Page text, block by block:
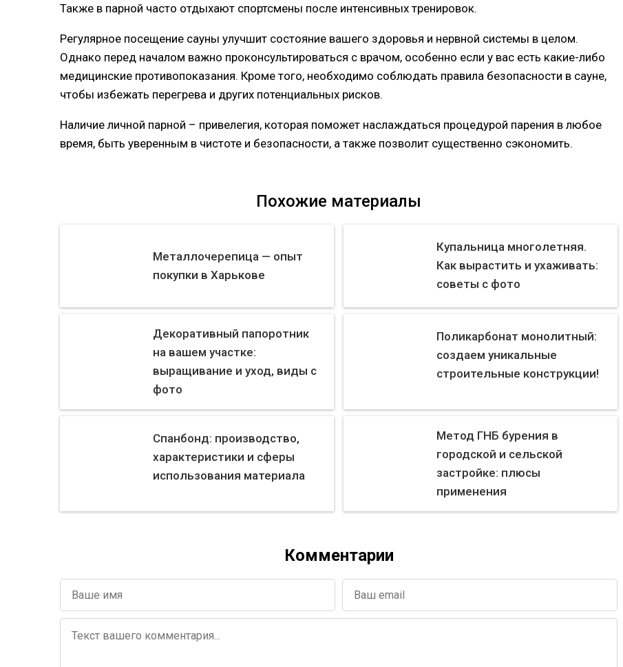
Также в парной часто отдыхают спортсмены после интенсивных тренировок.
Регулярное посещение сауны улучшит состояние вашего здоровья и нервной системы в целом.
Однако перед началом важно проконсультироваться с врачом, особенно если у вас есть какие-либо
медицинские противопоказания. Кроме того, необходимо соблюдать правила безопасности в сауне,
чтобы избежать перегрева и других потенциальных рисков.
Наличие личной парной – привелегия, которая поможет наслаждаться процедурой парения в любое
время, быть уверенным в чистоте и безопасности, а также позволит существенно сэкономить.
Похожие материалы
Металлочерепица — опыт
покупки в Харькове
Купальница многолетняя.
Как вырастить и ухаживать:
советы с фото
Декоративный папоротник
на вашем участке:
выращивание и уход, виды с
фото
Поликарбонат монолитный:
создаем уникальные
строительные конструкции!
Спанбонд: производство,
характеристики и сферы
использования материала
Метод ГНБ бурения в
городской и сельской
застройке: плюсы
применения
Комментарии